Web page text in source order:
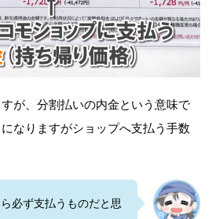
が、分割払いの内金という意味で
なりますがショップへ支払う手数
必ず支払うものだと思